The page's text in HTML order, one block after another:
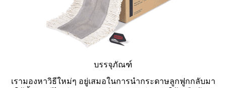
บรรจุภัณฑ์
เรามองหาวิธีใหม่ๆ อยู่เสมอในการนำกระดาษลูกฟูกกลับมา